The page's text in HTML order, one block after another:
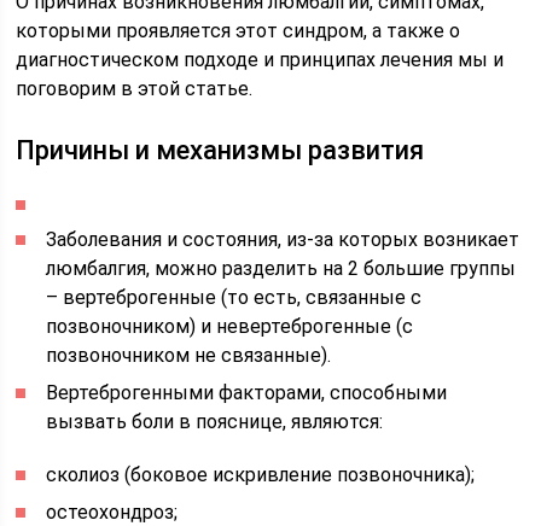
которыми проявляется этот синдром, а также о
диагностическом подходе и принципах лечения мы и
поговорим в этой статье.
Причины и механизмы развития
Заболевания и состояния, из-за которых возникает
люмбалгия, можно разделить на 2 большие группы
– вертеброгенные (то есть, связанные с
позвоночником) и невертеброгенные (с
позвоночником не связанные).
Вертеброгенными факторами, способными
вызвать боли в пояснице, являются:
сколиоз (боковое искривление позвоночника);
остеохондроз;